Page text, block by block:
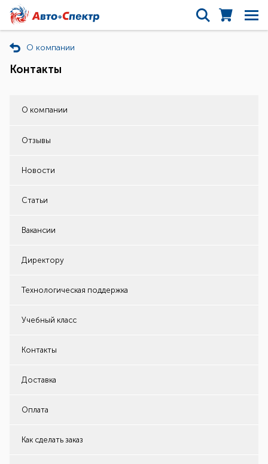
О компании
Контакты
О компании
Отзывы
Новости
Статьи
Вакансии
Директору
Технологическая поддержка
Учебный класс
Контакты
Доставка
Оплата
Как сделать заказ